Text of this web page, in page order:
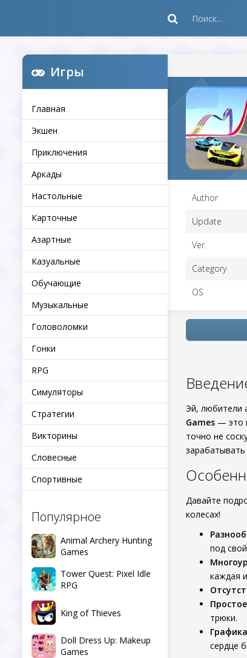
Игры
Главная
Экшен
Приключения
Аркады
Настольные
Карточные
Азартные
Казуальные
Обучающие
Музыкальные
Головоломки
Гонки
RPG
Симуляторы
Стратегии
Викторины
Словесные
Спортивные
Популярное
Animal Archery Hunting
Games
Tower Quest: Pixel Idle
RPG
King of Thieves
Doll Dress Up: Makeup
Games
Author
Update
Ver.
Category
OS
Эй, любители
Games — это
точно не
зарабатывать
Давайте
колесах!
под
каждая
трюки.
сердце